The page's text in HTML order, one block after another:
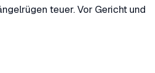
teuer. Vor Gericht und